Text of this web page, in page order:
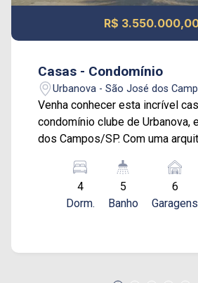
R$
Casas - Condomínio
Urbanova - São José dos
Venha conhecer esta incrível
condomínio clube de Urbanova,
dos Campos/SP. Com uma
em conforto e praticidade. Com 4 suítes
espaçosas, esta residência
generoso de 506m²,
desfrutar da economia de
4
Dorm.
5
Banho
6
Garagens